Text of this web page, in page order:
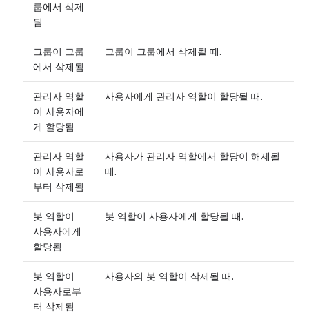
룹에서 삭제
됨
그룹이 그룹
에서 삭제됨
그룹이 그룹에서 삭제될 때.
관리자 역할
이 사용자에
게 할당됨
사용자에게 관리자 역할이 할당될 때.
관리자 역할
이 사용자로
부터 삭제됨
사용자가 관리자 역할에서 할당이 해제될
때.
봇 역할이
사용자에게
할당됨
봇 역할이 사용자에게 할당될 때.
봇 역할이
사용자로부
터 삭제됨
사용자의 봇 역할이 삭제될 때.